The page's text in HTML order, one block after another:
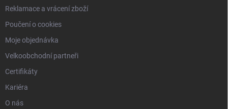
Reklamace a vrácení zboží
Poučení o cookies
Moje objednávka
Velkoobchodní partneři
Certifikáty
Kariéra
O nás